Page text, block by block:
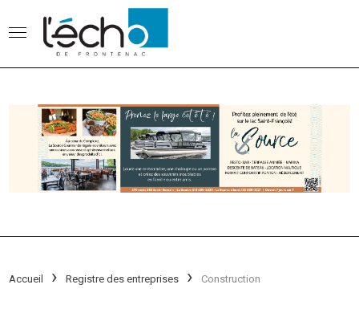
Accueil Registre des entreprises Construction